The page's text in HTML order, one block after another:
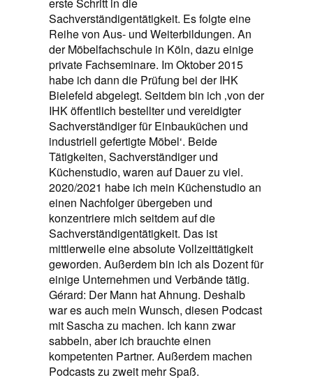
Sachverständigentätigkeit. Es folgte eine
Reihe von Aus- und Weiterbildungen. An
der Möbelfachschule in Köln, dazu einige
private Fachseminare. Im Oktober 2015
habe ich dann die Prüfung bei der IHK
Bielefeld abgelegt. Seitdem bin ich ‚von der
IHK öffentlich bestellter und vereidigter
Sachverständiger für Einbauküchen und
industriell gefertigte Möbel‘. Beide
Tätigkeiten, Sachverständiger und
Küchenstudio, waren auf Dauer zu viel.
2020/2021 habe ich mein Küchenstudio an
einen Nachfolger übergeben und
konzentriere mich seitdem auf die
Sachverständigentätigkeit. Das ist
mittlerweile eine absolute Vollzeittätigkeit
geworden. Außerdem bin ich als Dozent für
einige Unternehmen und Verbände tätig.
Gérard: Der Mann hat Ahnung. Deshalb
war es auch mein Wunsch, diesen Podcast
mit Sascha zu machen. Ich kann zwar
sabbeln, aber ich brauchte einen
kompetenten Partner. Außerdem machen
Podcasts zu zweit mehr Spaß.